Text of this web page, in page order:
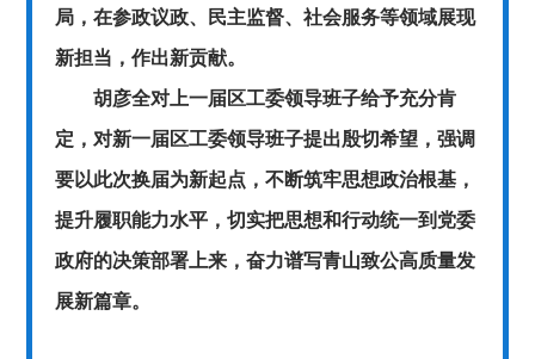
局，在参政议政、民主监督、社会服务等领域展现
新担当，作出新贡献。
胡彦全对上一届区工委领导班子给予充分肯
定，对新一届区工委领导班子提出殷切希望，强调
要以此次换届为新起点，不断筑牢思想政治根基，
提升履职能力水平，切实把思想和行动统一到党委
政府的决策部署上来，奋力谱写青山致公高质量发
展新篇章。